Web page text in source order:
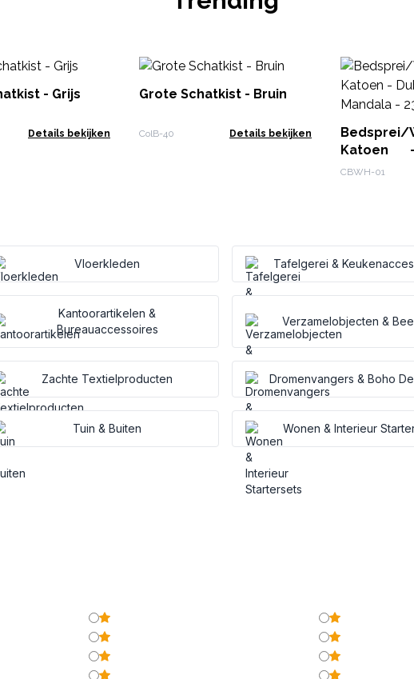
- Grijs
Details bekijken
Grote Schatkist - Bruin
ColB-40 Details bekijken
Bedsprei/
Klassieke
CBWH-01
Vloerkleden Tafelgerei &
Kantoorartikelen &
Bureauaccessoires
Verzamelobjecten &
Zachte Textielproducten Dromenvangers & Boho
Tuin & Buiten Wonen & Interieur